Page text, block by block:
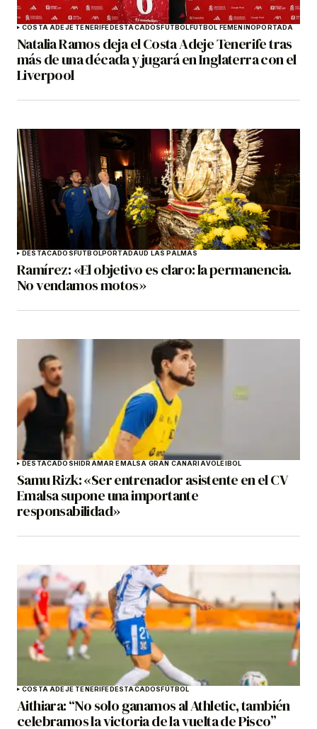
COSTA ADEJE TENERIFEDESTACADOSFÚTBOLFÚTBOL FEMENINOPORTADA
Natalia Ramos deja el Costa Adeje Tenerife tras
más de una década y jugará en Inglaterra con el
Liverpool
DESTACADOSFÚTBOLPORTADAUD LAS PALMAS
Ramírez: «El objetivo es claro: la permanencia.
No vendamos motos»
DESTACADOSHIDRAMAR EMALSA GRAN CANARIAVOLEIBOL
Samu Rizk: «Ser entrenador asistente en el CV
Emalsa supone una importante
responsabilidad»
COSTA ADEJE TENERIFEDESTACADOSFÚTBOL
Aithiara: “No solo ganamos al Athletic, también
celebramos la victoria de la vuelta de Pisco”